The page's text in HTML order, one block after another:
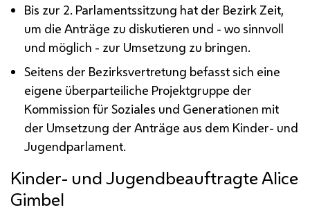
Bis zur 2. Parlamentssitzung hat der Bezirk Zeit,
um die Anträge zu diskutieren und - wo sinnvoll
und möglich - zur Umsetzung zu bringen.
Seitens der Bezirksvertretung befasst sich eine
eigene überparteiliche Projektgruppe der
Kommission für Soziales und Generationen mit
der Umsetzung der Anträge aus dem Kinder- und
Jugendparlament.
Kinder- und Jugendbeauftragte Alice
Gimbel